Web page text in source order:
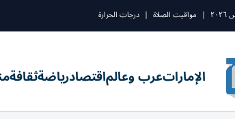
| مواقيت الصلاة | درجات الحرارة
الإماراتعرب وعالماقتصادرياضةثقافة